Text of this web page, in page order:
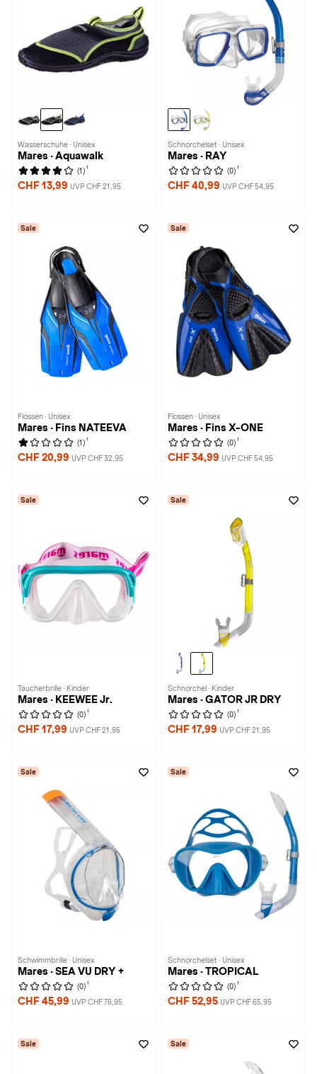
Wasserschuhe · Unisex
Mares · Aquawalk
(1) 1
CHF 13,99 UVP CHF 21,95
Schnorchelset · Unisex
Mares · RAY
(0) 1
CHF 40,99 UVP CHF 54,95
Sale
Flossen · Unisex
Mares · Fins NATEEVA
(1) 1
CHF 20,99 UVP CHF 32,95
Sale
Flossen · Unisex
Mares · Fins X-ONE
(0) 1
CHF 34,99 UVP CHF 54,95
Sale
Taucherbrille · Kinder
Mares · KEEWEE Jr.
(0) 1
CHF 17,99 UVP CHF 21,95
Sale
Schnorchel · Kinder
Mares · GATOR JR DRY
(0) 1
CHF 17,99 UVP CHF 21,95
Sale
Schwimmbrille · Unisex
Mares · SEA VU DRY +
(0) 1
CHF 45,99 UVP CHF 76,95
Sale
Schnorchelset · Unisex
Mares · TROPICAL
(0) 1
CHF 52,95 UVP CHF 65,95
Sale Sale